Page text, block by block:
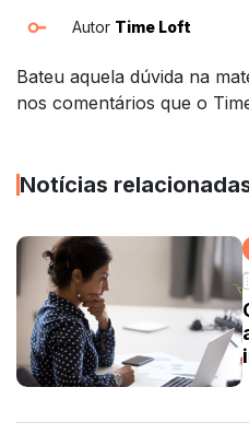
Autor Time Loft
Bateu aquela dúvida na
nos comentários que o
Notícias